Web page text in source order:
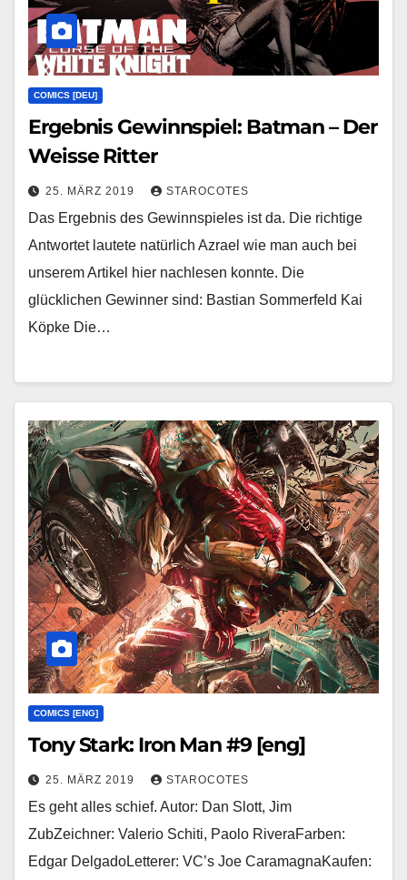
COMICS [DEU]
Ergebnis Gewinnspiel: Batman – Der
Weisse Ritter
25. MÄRZ 2019 STAROCOTES
Das Ergebnis des Gewinnspieles ist da. Die richtige
Antwortet lautete natürlich Azrael wie man auch bei
unserem Artikel hier nachlesen konnte. Die
glücklichen Gewinner sind: Bastian Sommerfeld Kai
Köpke Die…
COMICS [ENG]
Tony Stark: Iron Man #9 [eng]
25. MÄRZ 2019 STAROCOTES
Es geht alles schief. Autor: Dan Slott, Jim
ZubZeichner: Valerio Schiti, Paolo RiveraFarben:
Edgar DelgadoLetterer: VC’s Joe CaramagnaKaufen: